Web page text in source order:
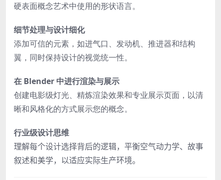
硬表面概念艺术中使用的形状语言。
细节处理与设计细化
添加可信的元素，如进气口、发动机、推进器和结构
翼，同时保持设计的视觉统一性。
在 Blender 中进行渲染与展示
创建电影级灯光、精炼渲染效果和专业展示页面，以清
晰和风格化的方式展示您的概念。
行业级设计思维
理解每个设计选择背后的逻辑，平衡空气动力学、故事
叙述和美学，以适应实际生产环境。